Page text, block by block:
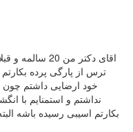
اقای دکتر من
ترس از پارگی پرده
خود ارضایی داشتم چون
نداشتم و استمنایم با
بکارتم اسیبی رسیده باشه